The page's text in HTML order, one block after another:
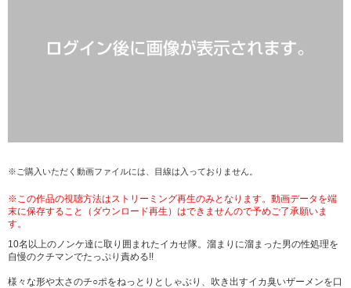
※ご購入いただく動画ファイルには、目線は入っておりません。
※この作品の視聴方法はストリーミング再生のみとなります。動画データを端
末に保存すること（ダウンロード再生）はできませんので予めご了承願いま
す。
10名以上のノンケ達に取り囲まれたイカせ隊。溜まりに溜まった男の性処理を
自慢のクチマンでたっぷり責める!!
様々な形や太さのチ○ポをねっとりとしゃぶり、吹き出すイカ臭いザーメンを口